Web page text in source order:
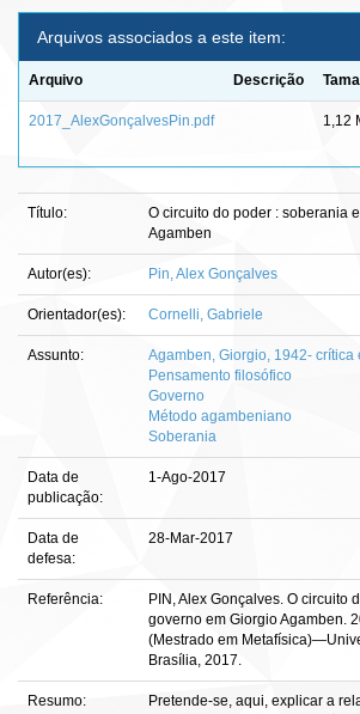
Arquivos associados a este item:
Arquivo Descrição
2017_AlexGonçalvesPin.pdf 1,12
Título:
O circuito do poder : soberania
Agamben
Autor(es): Pin, Alex Gonçalves
Orientador(es): Cornelli, Gabriele
Assunto:
Agamben, Giorgio, 1942- crítica
Pensamento filosófico
Governo
Método agambeniano
Soberania
Data de
publicação:
1-Ago-2017
Data de
defesa:
28-Mar-2017
Referência:
PIN, Alex Gonçalves. O circuito
governo em Giorgio Agamben.
(Mestrado em
Brasília, 2017.
Resumo:
Pretende-se, aqui, explicar a